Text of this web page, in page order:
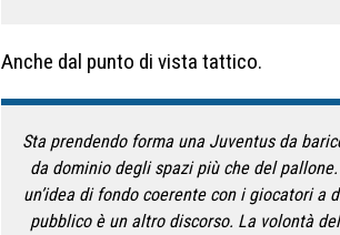
Anche dal punto di vista tattico.
Sta prendendo forma una Juventus da
da dominio degli spazi più che del
un’idea di fondo coerente con i giocatori a
pubblico è un altro discorso. La volontà